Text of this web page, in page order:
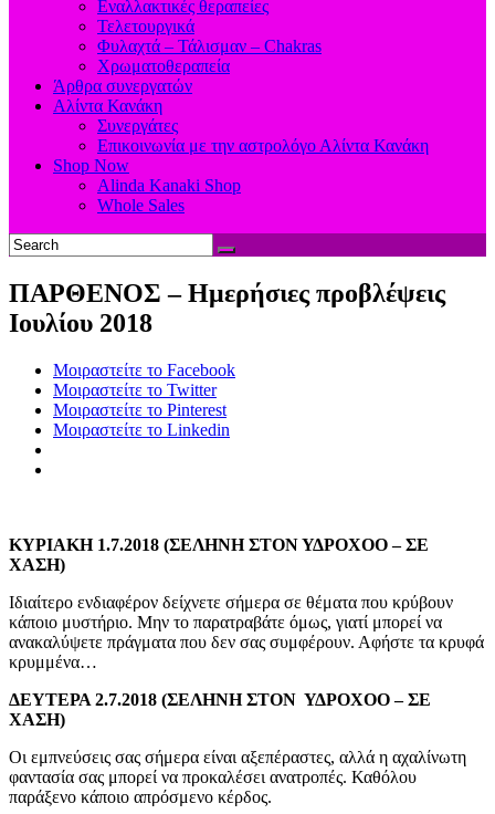
Εναλλακτικές θεραπείες
Τελετουργικά
Φυλαχτά – Τάλισμαν – Chakras
Χρωματοθεραπεία
Άρθρα συνεργατών
Αλίντα Κανάκη
Συνεργάτες
Επικοινωνία με την αστρολόγο Αλίντα Κανάκη
Shop Now
Alinda Kanaki Shop
Whole Sales
ΠΑΡΘΕΝΟΣ – Ημερήσιες προβλέψεις
Ιουλίου 2018
Μοιραστείτε το Facebook
Μοιραστείτε το Twitter
Μοιραστείτε το Pinterest
Μοιραστείτε το Linkedin
ΚΥΡΙΑΚΗ 1.7.2018 (ΣΕΛΗΝΗ ΣΤΟΝ ΥΔΡΟΧΟΟ – ΣΕ
ΧΑΣΗ)
Ιδιαίτερο ενδιαφέρον δείχνετε σήμερα σε θέματα που κρύβουν
κάποιο μυστήριο. Μην το παρατραβάτε όμως, γιατί μπορεί να
ανακαλύψετε πράγματα που δεν σας συμφέρουν. Αφήστε τα κρυφά
κρυμμένα…
ΔΕΥΤΕΡΑ 2.7.2018 (ΣΕΛΗΝΗ ΣΤΟΝ ΥΔΡΟΧΟΟ – ΣΕ
ΧΑΣΗ)
Οι εμπνεύσεις σας σήμερα είναι αξεπέραστες, αλλά η αχαλίνωτη
φαντασία σας μπορεί να προκαλέσει ανατροπές. Καθόλου
παράξενο κάποιο απρόσμενο κέρδος.